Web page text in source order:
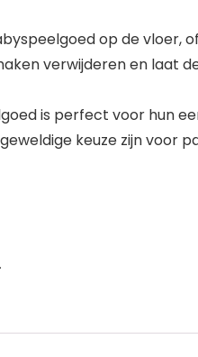
op de vloer,
verwijderen en laat
is perfect voor hun
keuze zijn voor